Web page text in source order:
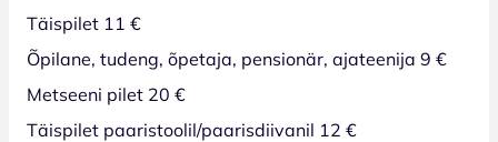
Täispilet 11 €
Õpilane, tudeng, õpetaja, pensionär, ajateenija 9 €
Metseeni pilet 20 €
Täispilet paaristoolil/paarisdiivanil 12 €